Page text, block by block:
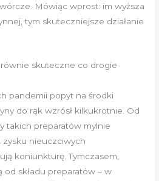
Mówiąc wprost: im wyższa
tym skuteczniejsze działanie
skuteczne co drogie
pandemii popyt na środki
do rąk wzrósł kilkukrotnie. Od
takich preparatów mylnie
zysku nieuczciwych
koniunkturę. Tymczasem,
od składu preparatów – w